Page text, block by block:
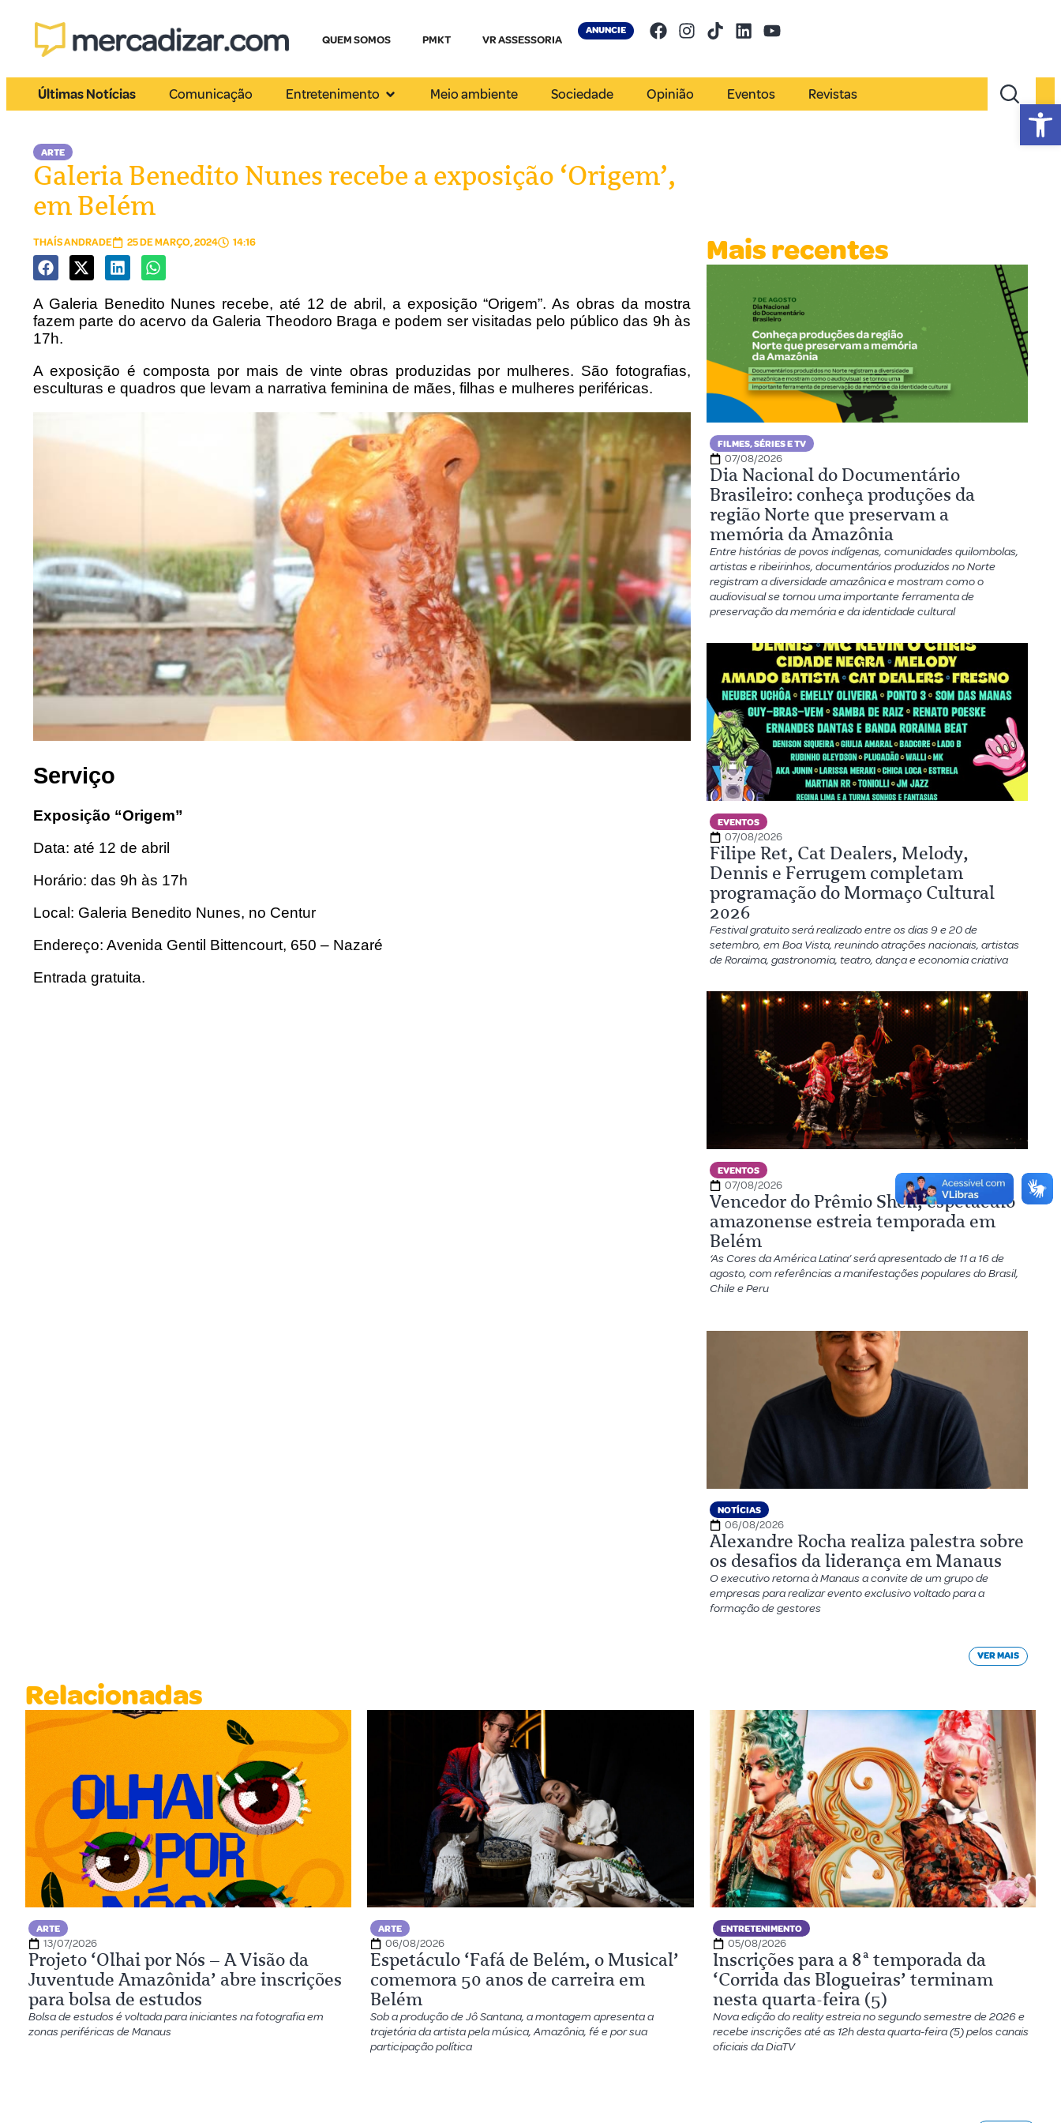
QUEM SOMOS PMKT VR ASSESSORIA
ANUNCIE
Últimas Notícias Comunicação Entretenimento Meio ambiente Sociedade Opinião Eventos Revistas
ARTE
Galeria Benedito Nunes recebe a exposição ‘Origem’,
em Belém
THAÍS ANDRADE 25 DE MARÇO, 2024 14:16
A Galeria Benedito Nunes recebe, até 12 de abril, a exposição “Origem”. As obras da mostra
fazem parte do acervo da Galeria Theodoro Braga e podem ser visitadas pelo público das 9h às
17h.
A exposição é composta por mais de vinte obras produzidas por mulheres. São fotografias,
esculturas e quadros que levam a narrativa feminina de mães, filhas e mulheres periféricas.
Serviço
Exposição “Origem”
Data: até 12 de abril
Horário: das 9h às 17h
Local: Galeria Benedito Nunes, no Centur
Endereço: Avenida Gentil Bittencourt, 650 – Nazaré
Entrada gratuita.
Mais recentes
FILMES, SÉRIES E TV
07/08/2026
Dia Nacional do Documentário
Brasileiro: conheça produções da
região Norte que preservam a
memória da Amazônia
Entre histórias de povos indígenas, comunidades quilombolas,
artistas e ribeirinhos, documentários produzidos no Norte
registram a diversidade amazônica e mostram como o
audiovisual se tornou uma importante ferramenta de
preservação da memória e da identidade cultural
EVENTOS
07/08/2026
Filipe Ret, Cat Dealers, Melody,
Dennis e Ferrugem completam
programação do Mormaço Cultural
2026
Festival gratuito será realizado entre os dias 9 e 20 de
setembro, em Boa Vista, reunindo atrações nacionais, artistas
de Roraima, gastronomia, teatro, dança e economia criativa
EVENTOS
07/08/2026
Vencedor do Prêmio Shell, espetáculo
amazonense estreia temporada em
Belém
‘As Cores da América Latina’ será apresentado de 11 a 16 de
agosto, com referências a manifestações populares do Brasil,
Chile e Peru
NOTÍCIAS
06/08/2026
Alexandre Rocha realiza palestra sobre
os desafios da liderança em Manaus
O executivo retorna à Manaus a convite de um grupo de
empresas para realizar evento exclusivo voltado para a
formação de gestores
VER MAIS
Relacionadas
ARTE
13/07/2026
Projeto ‘Olhai por Nós – A Visão da
Juventude Amazônida’ abre inscrições
para bolsa de estudos
Bolsa de estudos é voltada para iniciantes na fotografia em
zonas periféricas de Manaus
ARTE
06/08/2026
Espetáculo ‘Fafá de Belém, o Musical’
comemora 50 anos de carreira em
Belém
Sob a produção de Jô Santana, a montagem apresenta a
trajetória da artista pela música, Amazônia, fé e por sua
participação política
ENTRETENIMENTO
05/08/2026
Inscrições para a 8ª temporada da
‘Corrida das Blogueiras’ terminam
nesta quarta-feira (5)
Nova edição do reality estreia no segundo semestre de 2026 e
recebe inscrições até as 12h desta quarta-feira (5) pelos canais
oficiais da DiaTV